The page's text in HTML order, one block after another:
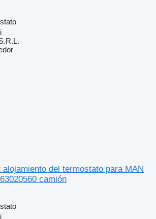
alojamiento del termostato para MAN
camión